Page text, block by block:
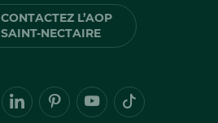
CONTACTEZ L’AOP
SAINT-NECTAIRE